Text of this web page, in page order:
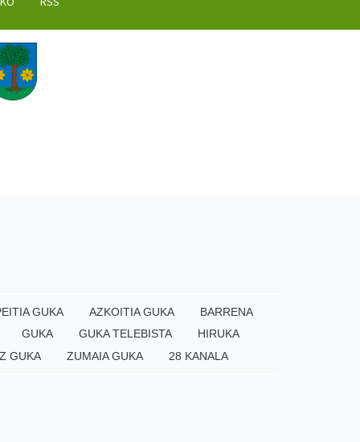
GUKA AZKOITIA GUKA
BARRENA
GUKA
GUKA TELEBISTA
HIRUKA
GUKA
ZUMAIA GUKA 28 KANALA